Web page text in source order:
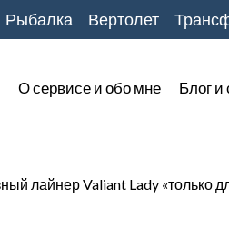
Рыбалка Вертолет
О сервисе и обо мне Блог и